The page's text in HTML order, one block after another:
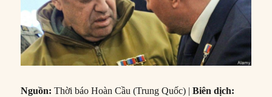
Nguồn:Thời báo Hoàn Cầu (Trung Quốc) |Biên dịch: